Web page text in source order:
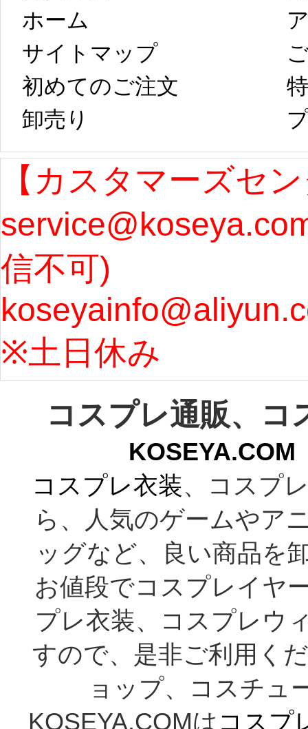
は、2月25日から
コスプレ制作、
発送予定となり
ます。 ...[more]
字半
第二
たし
ル期
まで
う...
ホーム
サイトマップ
初めてのご注文
卸売り
【カスタマーズセ
信不可)
※土日休み
コスプレ通販、コ
コスプレ衣装、コスプ
ら、人気のゲームやア
ッグなど、良い商品を
お値段でコスプレイヤ
プレ衣装、コスプレウ
すので、是非ご利用く
ョップ、コスチュ
KOSEYA.COMは コスプ